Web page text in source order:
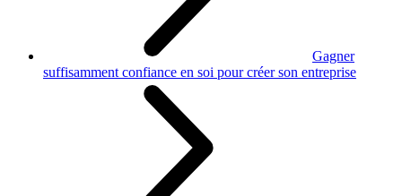
Gagner
suffisamment confiance en soi pour créer son entreprise